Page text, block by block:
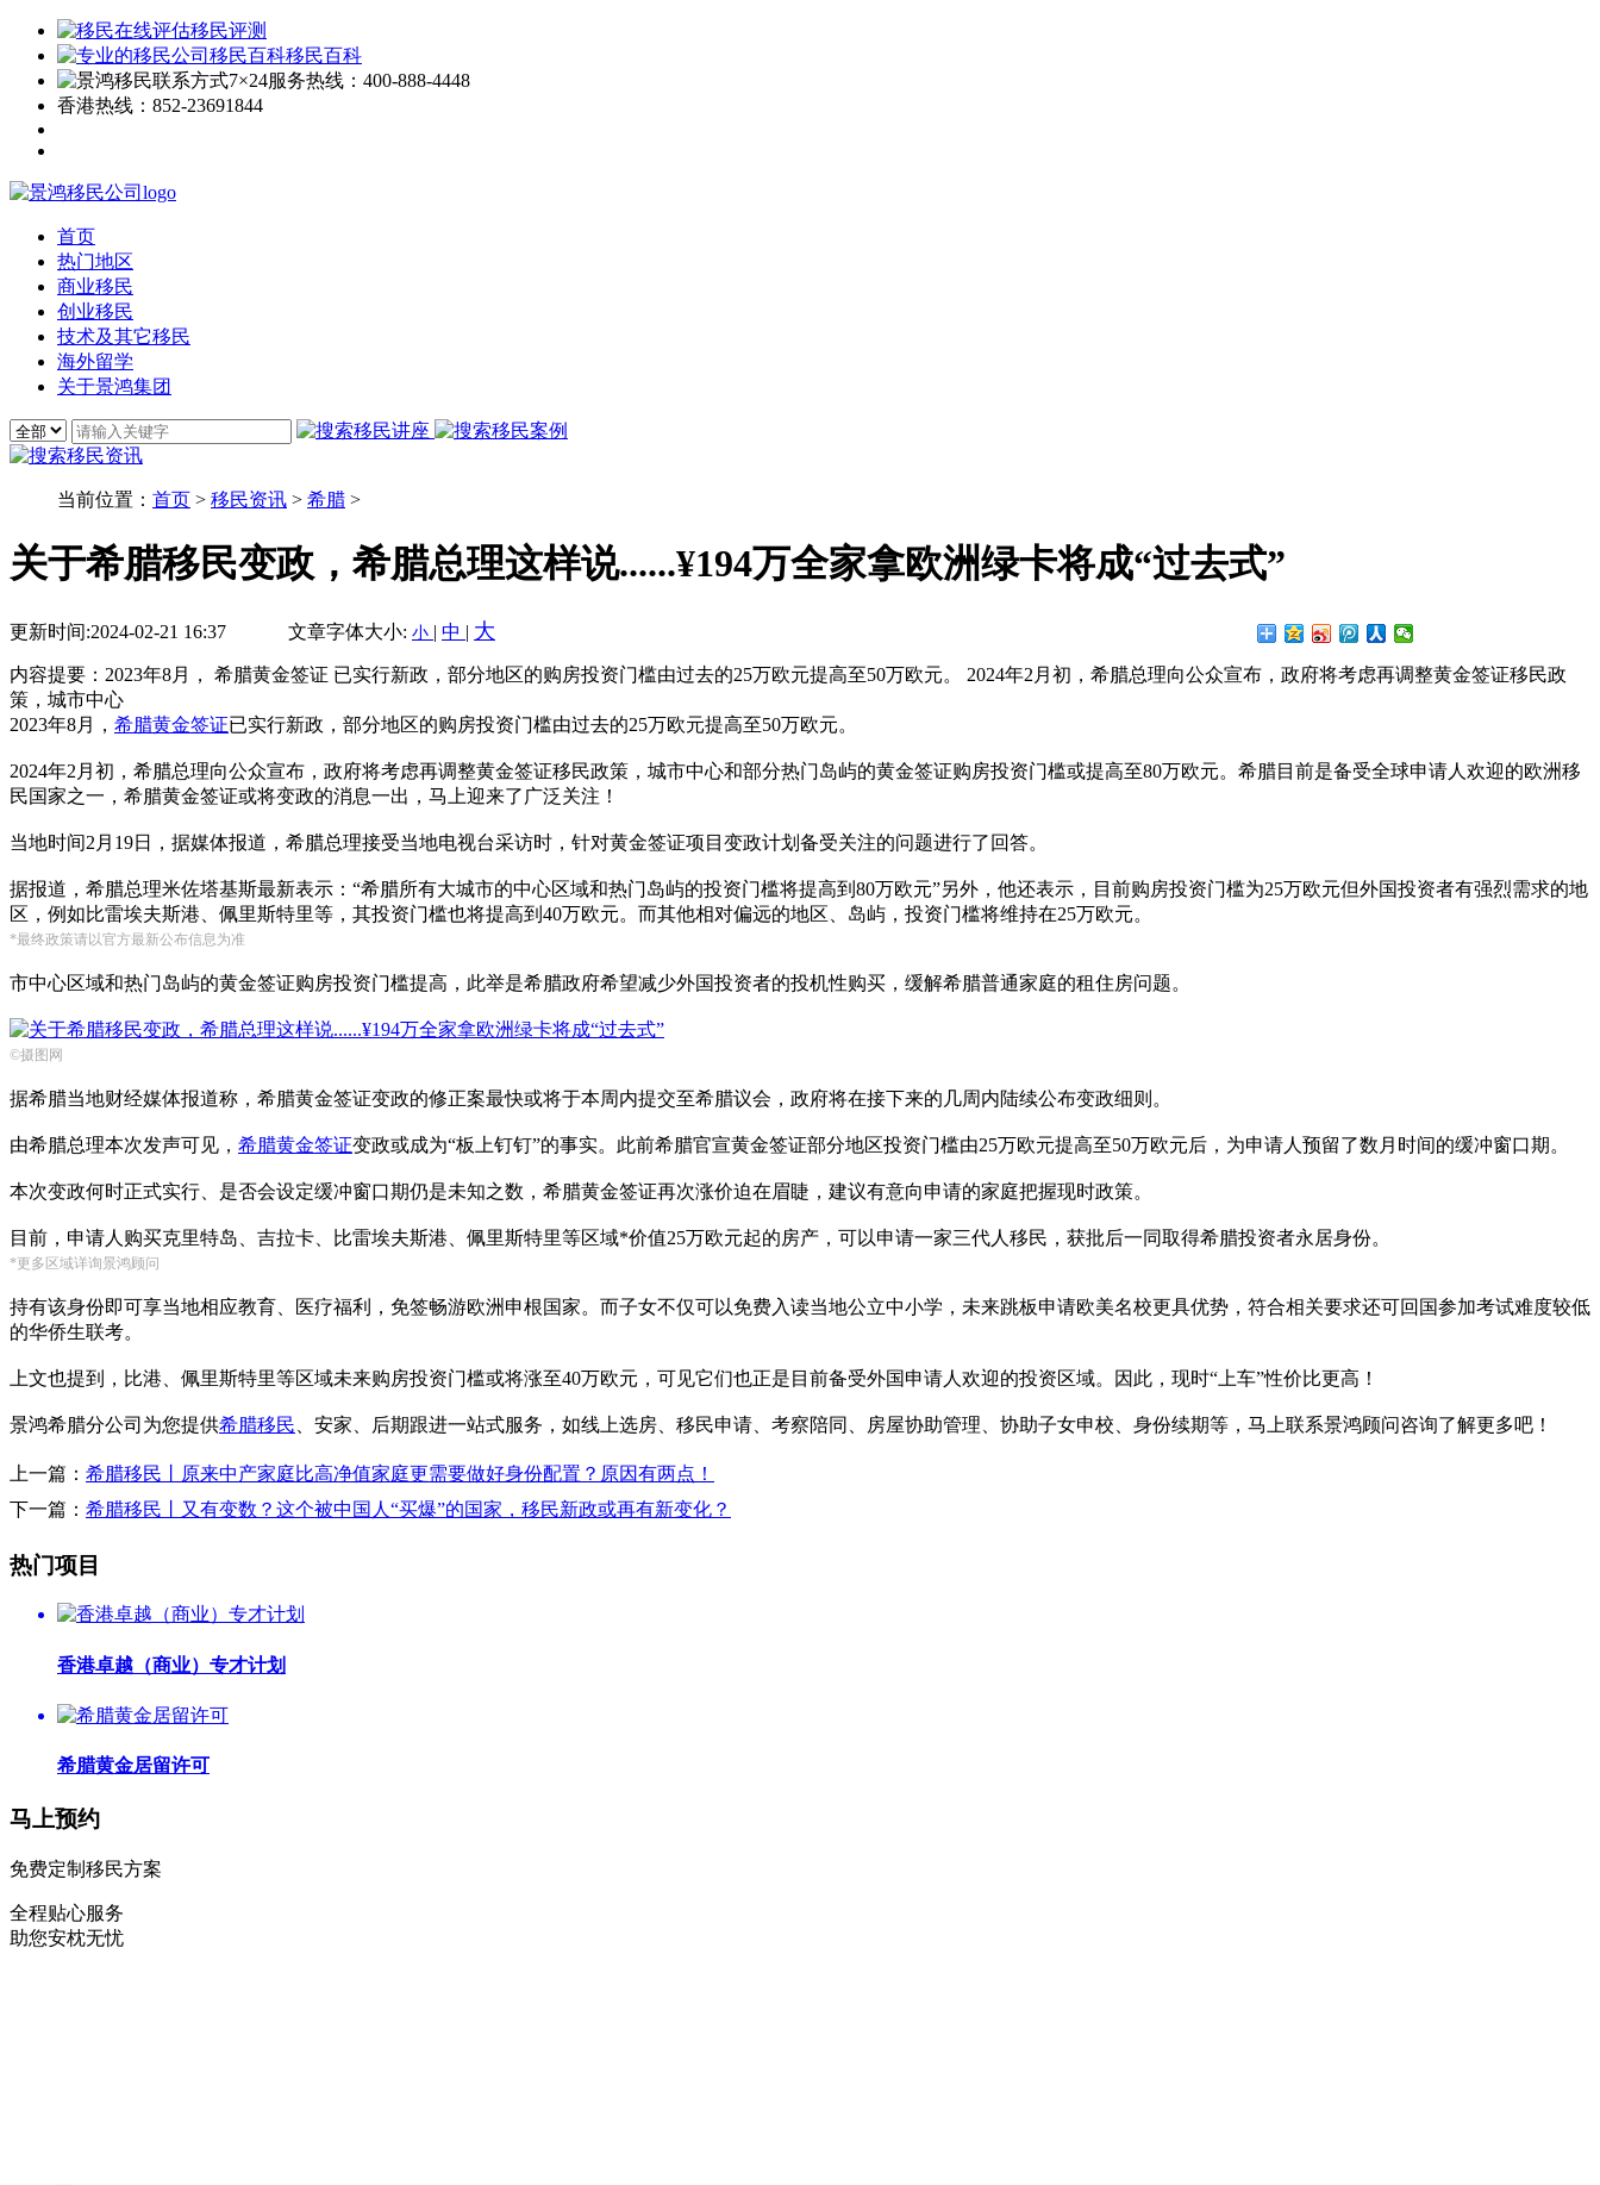
移民评测
移民百科
7×24服务热线： 400-888-4448
香港热线： 852-23691844
首页
热门地区
商业移民
创业移民
技术及其它移民
海外留学
关于景鸿集团
当前位置： 首页 > 移民资讯 > 希腊 >
关于希腊移民变政，希腊总理这样说......¥194万全家拿欧洲绿卡将成“过去式”
更新时间:2024-02-21 16:37 文章字体大小: 小 | 中 | 大
内容提要：2023年8月， 希腊黄金签证 已实行新政，部分地区的购房投资门槛由过去的25万欧元提高至50万欧元。 2024年2月初，希腊总理向公众宣布，政府将考虑再调整黄金签证移民政
策，城市中心
2023年8月， 希腊黄金签证已实行新政，部分地区的购房投资门槛由过去的25万欧元提高至50万欧元。
2024年2月初，希腊总理向公众宣布，政府将考虑再调整黄金签证移民政策，城市中心和部分热门岛屿的黄金签证购房投资门槛或提高至80万欧元。希腊目前是备受全球申请人欢迎的欧洲移
民国家之一，希腊黄金签证或将变政的消息一出，马上迎来了广泛关注！
当地时间2月19日，据媒体报道，希腊总理接受当地电视台采访时，针对黄金签证项目变政计划备受关注的问题进行了回答。
据报道，希腊总理米佐塔基斯最新表示：“希腊所有大城市的中心区域和热门岛屿的投资门槛将提高到80万欧元”另外，他还表示，目前购房投资门槛为25万欧元但外国投资者有强烈需求的地
区，例如比雷埃夫斯港、佩里斯特里等，其投资门槛也将提高到40万欧元。而其他相对偏远的地区、岛屿，投资门槛将维持在25万欧元。
*最终政策请以官方最新公布信息为准
市中心区域和热门岛屿的黄金签证购房投资门槛提高，此举是希腊政府希望减少外国投资者的投机性购买，缓解希腊普通家庭的租住房问题。
©摄图网
据希腊当地财经媒体报道称，希腊黄金签证变政的修正案最快或将于本周内提交至希腊议会，政府将在接下来的几周内陆续公布变政细则。
由希腊总理本次发声可见， 希腊黄金签证变政或成为“板上钉钉”的事实。此前希腊官宣黄金签证部分地区投资门槛由25万欧元提高至50万欧元后，为申请人预留了数月时间的缓冲窗口期。
本次变政何时正式实行、是否会设定缓冲窗口期仍是未知之数，希腊黄金签证再次涨价迫在眉睫，建议有意向申请的家庭把握现时政策。
目前，申请人购买克里特岛、吉拉卡、比雷埃夫斯港、佩里斯特里等区域*价值25万欧元起的房产，可以申请一家三代人移民，获批后一同取得希腊投资者永居身份。
*更多区域详询景鸿顾问
持有该身份即可享当地相应教育、医疗福利，免签畅游欧洲申根国家。而子女不仅可以免费入读当地公立中小学，未来跳板申请欧美名校更具优势，符合相关要求还可回国参加考试难度较低
的华侨生联考。
上文也提到，比港、佩里斯特里等区域未来购房投资门槛或将涨至40万欧元，可见它们也正是目前备受外国申请人欢迎的投资区域。因此，现时“上车”性价比更高！
景鸿希腊分公司为您提供希腊移民 、安家、后期跟进一站式服务，如线上选房、移民申请、考察陪同、房屋协助管理、协助子女申校、身份续期等，马上联系景鸿顾问咨询了解更多吧！
上一篇： 希腊移民丨原来中产家庭比高净值家庭更需要做好身份配置？原因有两点！
下一篇： 希腊移民丨又有变数？这个被中国人“买爆”的国家，移民新政或再有新变化？
热门项目
香港卓越（商业）专才计划
希腊黄金居留许可
马上预约
免费定制移民方案
全程贴心服务
助您安枕无忧